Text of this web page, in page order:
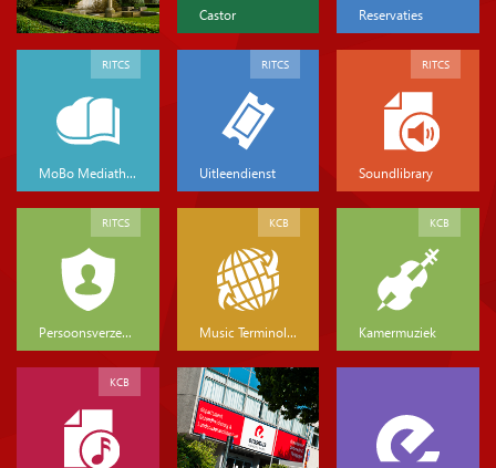
Castor Reservaties
MoBo Mediatheek
RITCS
Uitleendienst
RITCS
Soundlibrary
RITCS
Persoonsverzekeringen
RITCS
Music Terminology
KCB
Kamermuziek
KCB
KCB